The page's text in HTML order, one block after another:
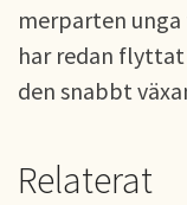
merparten
har redan
den snabbt
Relaterat